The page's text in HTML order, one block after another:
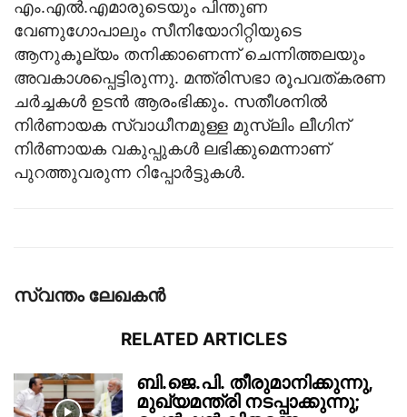
എം.എൽ.എമാരുടെയും പിന്തുണ
വേണുഗോപാലും സീനിയോറിറ്റിയുടെ
ആനുകൂല്യം തനിക്കാണെന്ന്‌ ചെന്നിത്തലയും
അവകാശപ്പെട്ടിരുന്നു. മന്ത്രിസഭാ രൂപവത്കരണ
ചർച്ചകൾ ഉടൻ ആരംഭിക്കും. സതീശനിൽ
നിർണായക സ്വാധീനമുള്ള മുസ്ലിം ലീഗിന്
നിർണായക വകുപ്പുകൾ ലഭിക്കുമെന്നാണ്
പുറത്തുവരുന്ന റിപ്പോർട്ടുകൾ.
സ്വന്തം ലേഖകന്‍
RELATED ARTICLES
ബി.ജെ.പി. തീരുമാനിക്കുന്നു,
മുഖ്യമന്ത്രി നടപ്പാക്കുന്നു;